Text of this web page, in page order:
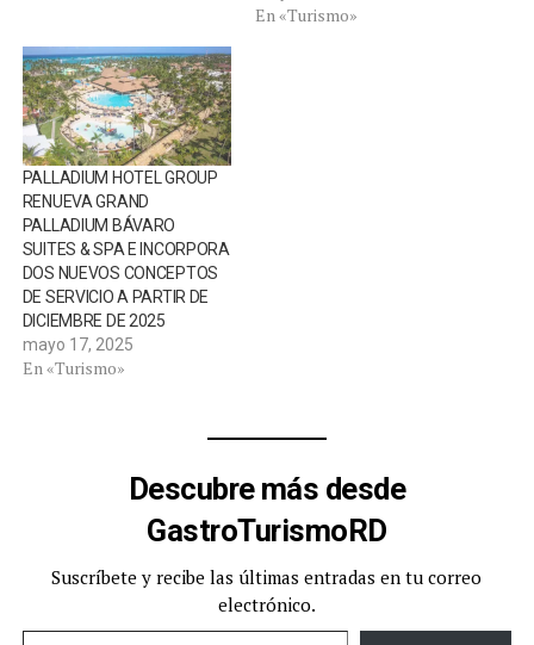
En «Turismo»
PALLADIUM HOTEL GROUP
RENUEVA GRAND
PALLADIUM BÁVARO
SUITES & SPA E INCORPORA
DOS NUEVOS CONCEPTOS
DE SERVICIO A PARTIR DE
DICIEMBRE DE 2025
mayo 17, 2025
En «Turismo»
Descubre más desde
GastroTurismoRD
Suscríbete y recibe las últimas entradas en tu correo
electrónico.
Escribe tu correo electrónico…